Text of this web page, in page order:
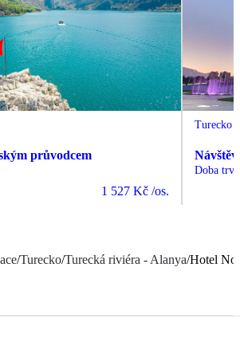
průvodcem
1 527 Kč /os.
Turecko
Doba
/Turecko/Turecká riviéra - Alanya/Hotel